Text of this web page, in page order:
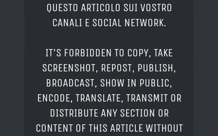
QUESTO ARTICOLO SUI VOSTRO
CANALI E SOCIAL NETWORK.
IT'S FORBIDDEN TO COPY, TAKE
SCREENSHOT, REPOST, PUBLISH,
BROADCAST, SHOW IN PUBLIC,
ENCODE, TRANSLATE, TRANSMIT OR
DISTRIBUTE ANY SECTION OR
CONTENT OF THIS ARTICLE WITHOUT